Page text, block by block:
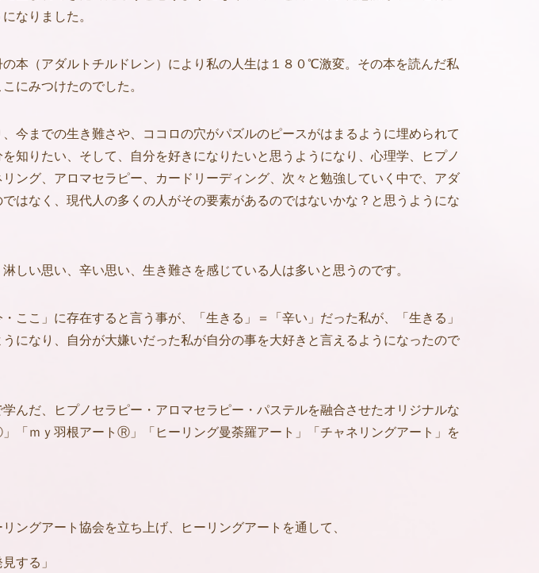
なりました。
本（アダルトチルドレン）により私の人生は１８０℃激変。その本を読んだ私
にみつけたのでした。
今までの生き難さや、ココロの穴がパズルのピースがはまるように埋められて
知りたい、そして、自分を好きになりたいと思うようになり、心理学、ヒプノ
ング、アロマセラピー、カードリーディング、次々と勉強していく中で、アダ
はなく、現代人の多くの人がその要素があるのではないかな？と思うようにな
しい思い、辛い思い、生き難さを感じている人は多いと思うのです。
ここ」に存在すると言う事が、「生きる」＝「辛い」だった私が、「生きる」
になり、自分が大嫌いだった私が自分の事を大好きと言えるようになったので
んだ、ヒプノセラピー・アロマセラピー・パステルを融合させたオリジナルな
「ｍｙ羽根アートⓇ」「ヒーリング曼荼羅アート」「チャネリングアート」を
ングアート協会を立ち上げ、ヒーリングアートを通して、
する」